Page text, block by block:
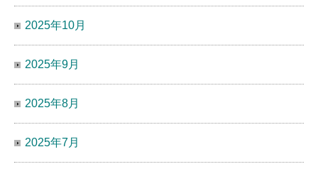
2025年10月
2025年9月
2025年8月
2025年7月